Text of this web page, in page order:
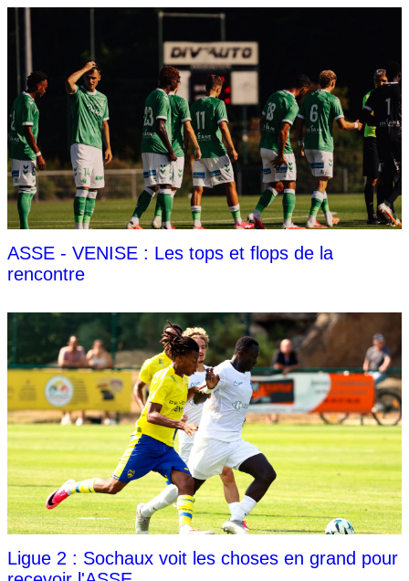
ASSE - VENISE : Les tops et flops de la
rencontre
Ligue 2 : Sochaux voit les choses en grand pour